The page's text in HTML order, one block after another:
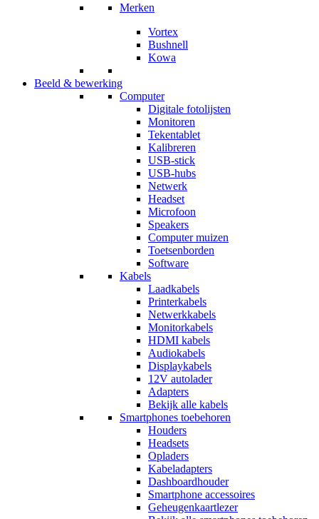
Merken
Vortex
Bushnell
Kowa
Beeld & bewerking
Computer
Digitale fotolijsten
Monitoren
Tekentablet
Kalibreren
USB-stick
USB-hubs
Netwerk
Headset
Microfoon
Speakers
Computer muizen
Toetsenborden
Software
Kabels
Laadkabels
Printerkabels
Netwerkkabels
Monitorkabels
HDMI kabels
Audiokabels
Displaykabels
12V autolader
Adapters
Bekijk alle kabels
Smartphones toebehoren
Houders
Headsets
Opladers
Kabeladapters
Dashboardhouder
Smartphone accessoires
Geheugenkaartlezer